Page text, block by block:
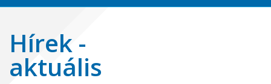
Hírek -
aktuális